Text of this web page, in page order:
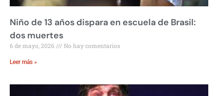
Niño de 13 años dispara en escuela de Brasil:
dos muertes
6 de mayo, 2026 No hay comentarios
Leer más »